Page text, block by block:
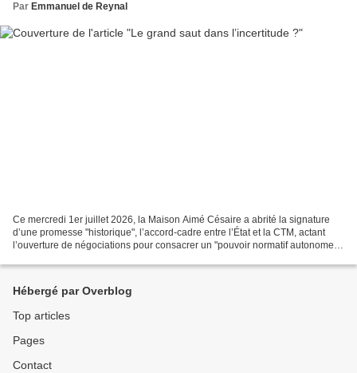
Par Emmanuel de Reynal
Ce mercredi 1er juillet 2026, la Maison Aimé Césaire a abrité la signature
d’une promesse "historique", l’accord-cadre entre l’État et la CTM, actant
l’ouverture de négociations pour consacrer un "pouvoir normatif autonome".
Hébergé par Overblog
Top articles
Pages
Contact